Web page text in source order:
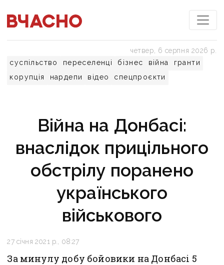
суспільство переселенці бізнес війна
гранти
корупція
нардепи відео спецпроєкти
четвер, 6 серпня 2026 р.
Війна на Донбасі:
внаслідок прицільного
обстрілу поранено
українського
військового
27 січня 2021 р., 08:27
За минулу добу бойовики на Донбасі 5